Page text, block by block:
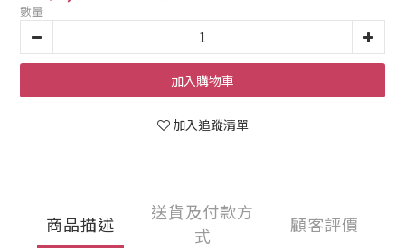
數量
加入購物車
加入追蹤清單
商品描述
送貨及付款方
式
顧客評價